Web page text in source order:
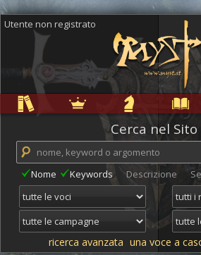
Utente non registrato
Cerca nel Sito
Nome Keywords Descrizione
ricerca avanzata una voce a